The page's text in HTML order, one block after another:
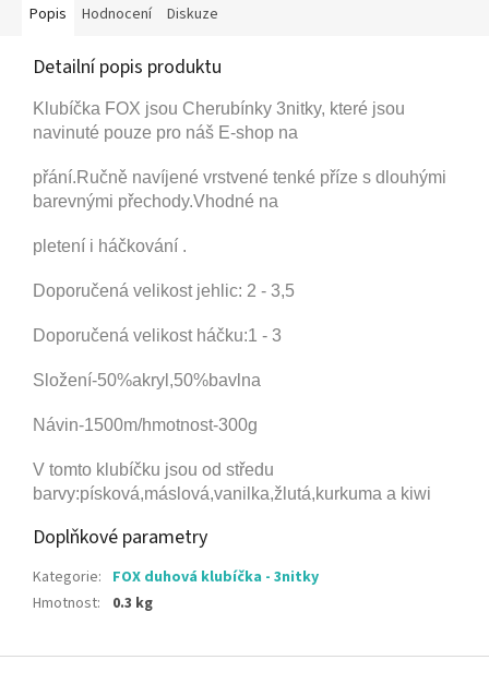
Popis Hodnocení Diskuze
Detailní popis produktu
Klubíčka FOX jsou Cherubínky 3nitky, které jsou
navinuté pouze pro náš E-shop na
přání. Ručně navíjené vrstvené tenké příze s dlouhými
barevnými přechody.Vhodné na
pletení i háčkování .
Doporučená velikost jehlic: 2 - 3,5
Doporučená velikost háčku:1 - 3
Složení-50%akryl,50%bavlna
Návin-1500m/hmotnost-300g
V tomto klubíčku jsou od středu
barvy:písková,máslová,vanilka,žlutá,kurkuma a kiwi
Doplňkové parametry
Kategorie: FOX duhová klubíčka - 3nitky
Hmotnost: 0.3 kg
Z